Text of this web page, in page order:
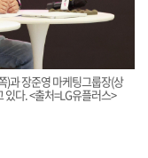
)과 장준영 마케팅그룹장(상
있다. <출처=LG유플러스>